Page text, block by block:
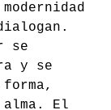
se
y se
alma. El